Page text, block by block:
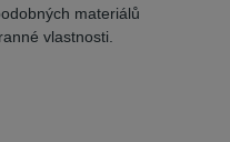
materiálů
vlastnosti.